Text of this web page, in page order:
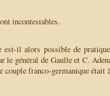
incontestables.
est-il alors possible de
le général de Gaulle et C.
franco-germanique était